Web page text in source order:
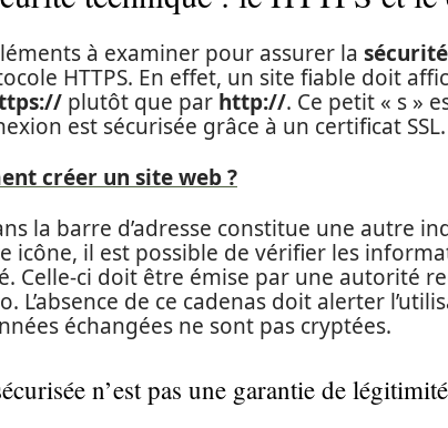
à examiner pour assurer la
HTTPS. En effet, un site fiable doit
plutôt que par http://. Ce petit « s »
est sécurisée grâce à un certificat SSL.
créer un site web ?
la barre d’adresse constitue une autre
icône, il est possible de vérifier les
Celle-ci doit être émise par une autorité
L’absence de ce cadenas doit alerter
échangées ne sont pas cryptées.
n’est pas une garantie de légitimité